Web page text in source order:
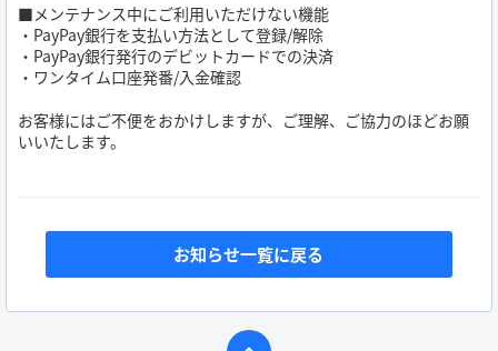
■メンテナンス中にご利用いただけない機能
・PayPay銀行を支払い方法として登録/解除
・PayPay銀行発行のデビットカードでの決済
・ワンタイム口座発番/入金確認
お客様にはご不便をおかけしますが、ご理解、ご協力のほどお願
いいたします。
お知らせ一覧に戻る